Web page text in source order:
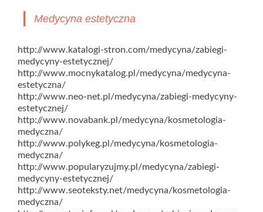
Medycyna estetyczna
http://www.katalogi-stron.com/medycyna/zabiegi-
medycyny-estetycznej/
http://www.mocnykatalog.pl/medycyna/medycyna-
estetyczna/
http://www.neo-net.pl/medycyna/zabiegi-medycyny-
estetycznej/
http://www.novabank.pl/medycyna/kosmetologia-
medyczna/
http://www.polykeg.pl/medycyna/kosmetologia-
medyczna/
http://www.popularyzujmy.pl/medycyna/zabiegi-
medycyny-estetycznej/
http://www.seoteksty.net/medycyna/kosmetologia-
medyczna/